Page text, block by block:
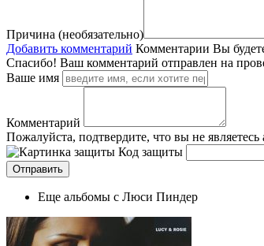
Причина (необязательно)
Добавить комментарий Комментарии Вы
Спасибо! Ваш комментарий отправлен на
Ваше имя
Комментарий
Пожалуйста, подтвердите, что вы не
Код защиты
Еще альбомы с Люси Пиндер